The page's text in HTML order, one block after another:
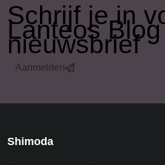
​Schrijf je in
Lanteos Blog
nieuwsbrief
Aanmelden
Shimoda